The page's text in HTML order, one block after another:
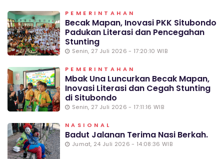
PEMERINTAHAN
Becak Mapan, Inovasi PKK Situbondo
Padukan Literasi dan Pencegahan
Stunting
Senin, 27 Juli 2026 - 17:20:10 WIB
PEMERINTAHAN
Mbak Una Luncurkan Becak Mapan,
Inovasi Literasi dan Cegah Stunting
di Situbondo
Senin, 27 Juli 2026 - 17:11:16 WIB
NASIONAL
Badut Jalanan Terima Nasi Berkah.
Jumat, 24 Juli 2026 - 14:08:36 WIB